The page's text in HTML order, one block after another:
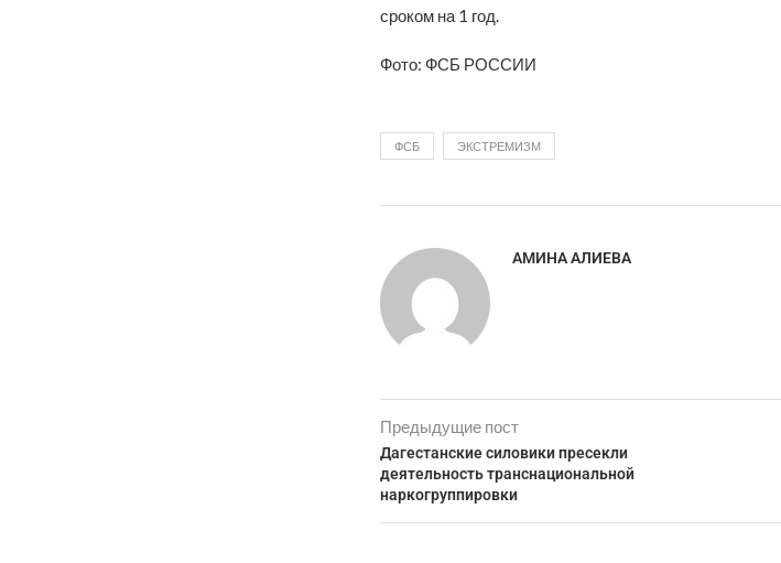
сроком на 1 год.
Фото: ФСБ РОССИИ
ФСБ ЭКСТРЕМИЗМ
АМИНА АЛИЕВА
Предыдущие пост
Дагестанские силовики пресекли
деятельность транснациональной
наркогруппировки